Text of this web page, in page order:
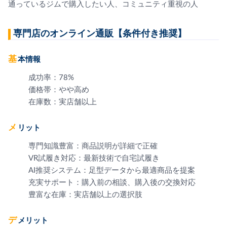
通っているジムで購入したい人、コミュニティ重視の人
専門店のオンライン通販【条件付き推奨】
基本情報
成功率：78%
価格帯：やや高め
在庫数：実店舗以上
メリット
専門知識豊富：商品説明が詳細で正確
VR試履き対応：最新技術で自宅試履き
AI推奨システム：足型データから最適商品を提案
充実サポート：購入前の相談、購入後の交換対応
豊富な在庫：実店舗以上の選択肢
デメリット